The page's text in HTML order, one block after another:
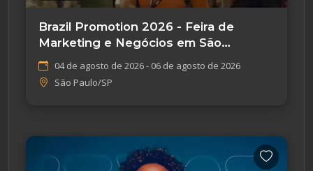
Brazil Promotion 2026 - Feira de
Marketing e Negócios em São
Paulo/SP
04 de agosto de 2026 - 06 de agosto de 2026
São Paulo/SP